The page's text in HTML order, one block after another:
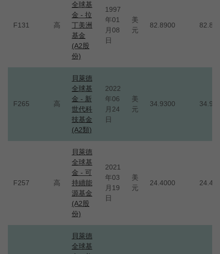
F131 高
全球基
金 - 拉
丁美洲
基金
(A2股
份)
1997
年01
月08
日
美
元
82.8900
F265 高
貝萊德
全球基
金 - 新
世代科
技基金
(A2類)
2022
年06
月24
日
美
元
34.9300
F257 高
貝萊德
全球基
金 - 可
持續能
源基金
(A2股
份)
2021
年03
月19
日
美
元
24.4000
貝萊德
全球基